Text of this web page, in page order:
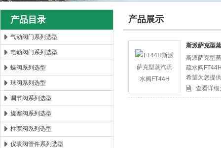
郑州森玛自控阀门有限公司
产品目录
气动阀门系列选型
电动阀门系列选型
蝶阀系列选型
球阀系列选型
调节阀系列选型
旋塞阀系列选型
柱塞阀系列选型
仪表阀管件系列选型
产品展示
斯派萨克型
斯派萨克型
疏水阀
希望为您提
查看详细